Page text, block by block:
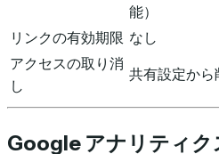
能）
リンクの有効期限 なし
アクセスの取り消
し
共有設定から
Google アナリティク